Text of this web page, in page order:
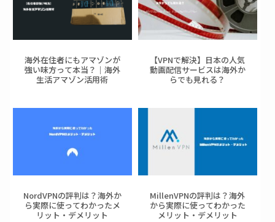
海外在住者にもアマゾンが
強い味方って本当？｜海外
生活アマゾン活用術
【VPNで解決】日本の人気
動画配信サービスは海外か
らでも見れる？
NordVPNの評判は？海外か
ら実際に使ってわかったメ
リット・デメリット
MillenVPNの評判は？海外
から実際に使ってわかった
メリット・デメリット